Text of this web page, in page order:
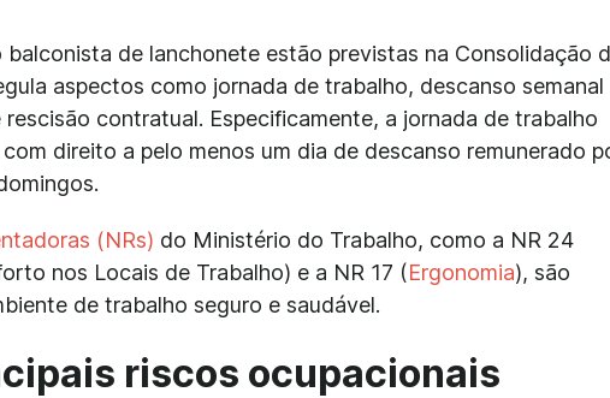
de lanchonete estão previstas na Consolidação
aspectos como jornada de trabalho, descanso semanal
rescisão contratual. Especificamente, a jornada de trabalho
direito a pelo menos um dia de descanso remunerado
(NRs) do Ministério do Trabalho, como a NR 24
nos Locais de Trabalho) e a NR 17 (Ergonomia), são
de trabalho seguro e saudável.
riscos ocupacionais